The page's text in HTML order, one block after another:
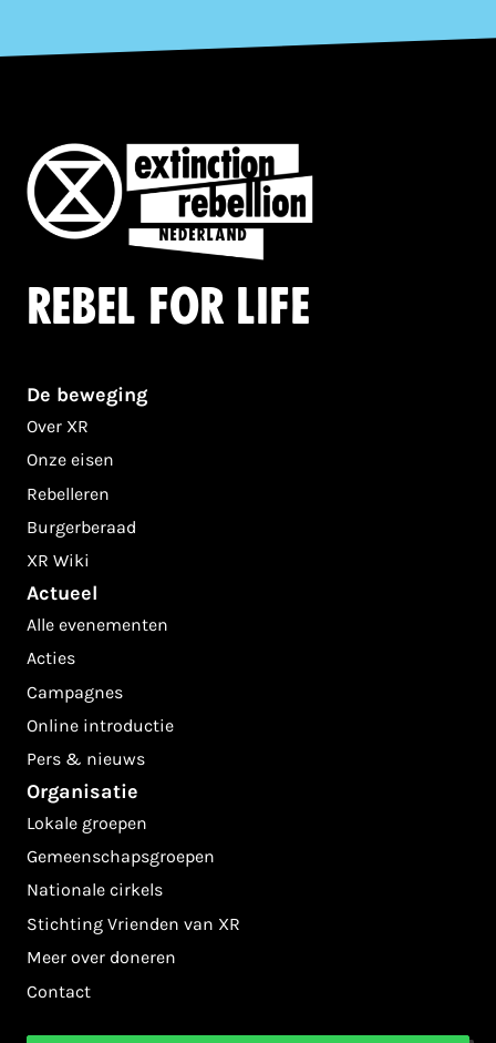
Rebel for life
De beweging
Over XR
Onze eisen
Rebelleren
Burgerberaad
XR Wiki
Actueel
Alle evenementen
Acties
Campagnes
Online introductie
Pers & nieuws
Organisatie
Lokale groepen
Gemeenschapsgroepen
Nationale cirkels
Stichting Vrienden van XR
Meer over doneren
Contact